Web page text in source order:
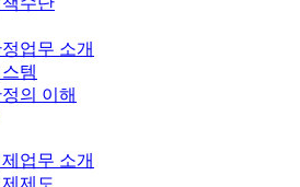
업무 소개
템
의 이해
업무 소개
제도